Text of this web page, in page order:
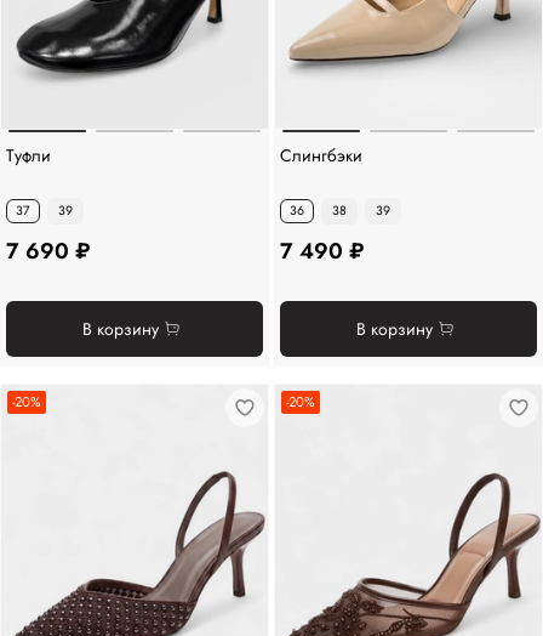
Туфли
37 39
7 690 ₽
В корзину
Слингбэки
36 38 39
7 490 ₽
В корзину
-20% -20%